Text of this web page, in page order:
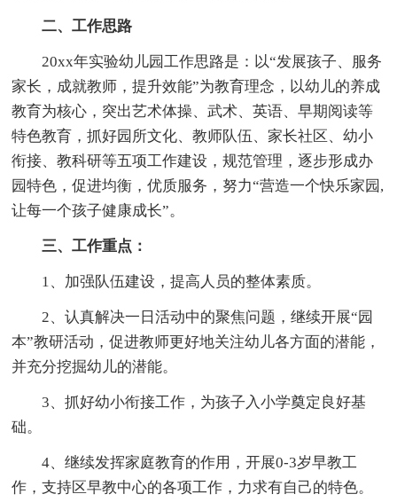
二、工作思路
20xx年实验幼儿园工作思路是：以“发展孩子、服务
家长，成就教师，提升效能”为教育理念，以幼儿的养成
教育为核心，突出艺术体操、武术、英语、早期阅读等
特色教育，抓好园所文化、教师队伍、家长社区、幼小
衔接、教科研等五项工作建设，规范管理，逐步形成办
园特色，促进均衡，优质服务，努力“营造一个快乐家园,
让每一个孩子健康成长”。
三、工作重点：
1、加强队伍建设，提高人员的整体素质。
2、认真解决一日活动中的聚焦问题，继续开展“园
本”教研活动，促进教师更好地关注幼儿各方面的潜能，
并充分挖掘幼儿的潜能。
3、抓好幼小衔接工作，为孩子入小学奠定良好基
础。
4、继续发挥家庭教育的作用，开展0-3岁早教工
作，支持区早教中心的各项工作，力求有自己的特色。